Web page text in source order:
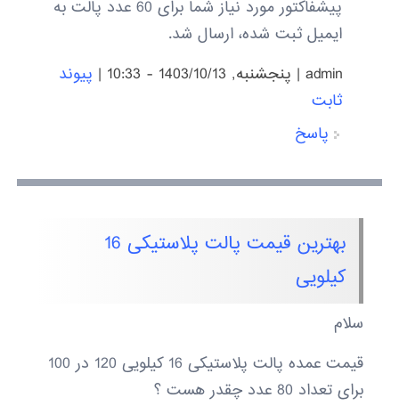
پیشفاکتور مورد نیاز شما برای 60 عدد پالت به
ایمیل ثبت شده، ارسال شد.
admin
| پنجشنبه, 1403/10/13 - 10:33 | پیوند
ثابت
پاسخ
بهترین قیمت پالت پلاستیکی 16
کیلویی
سلام
قیمت عمده پالت پلاستیکی 16 کیلویی 120 در 100
برای تعداد 80 عدد چقدر هست ؟